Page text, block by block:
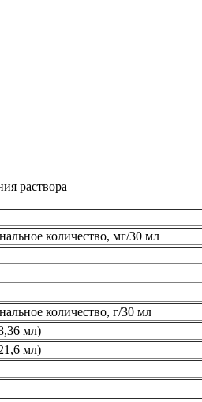
раствора
количество, мг/30 мл
количество, г/30 мл
мл)
мл)